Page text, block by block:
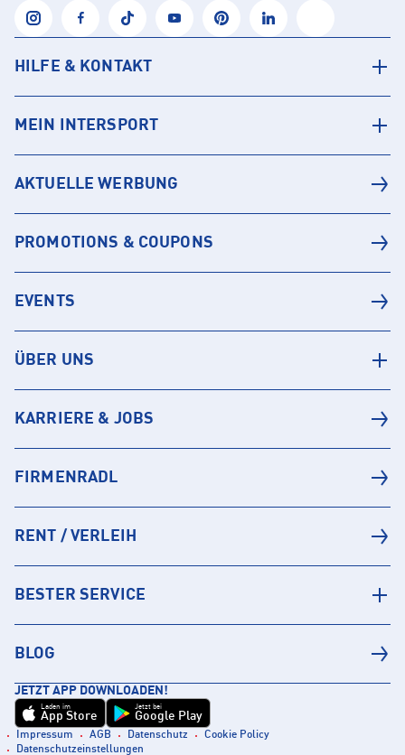
HILFE & KONTAKT
MEIN INTERSPORT
AKTUELLE WERBUNG
PROMOTIONS & COUPONS
EVENTS
ÜBER UNS
KARRIERE & JOBS
FIRMENRADL
RENT / VERLEIH
BESTER SERVICE
BLOG
JETZT APP DOWNLOADEN!
Laden im
App Store
Jetzt bei
Google Play
Impressum AGB Datenschutz
Cookie Policy
Datenschutzeinstellungen